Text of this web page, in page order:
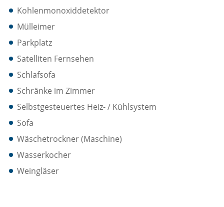
Kohlenmonoxiddetektor
Mülleimer
Parkplatz
Satelliten Fernsehen
Schlafsofa
Schränke im Zimmer
Selbstgesteuertes Heiz- / Kühlsystem
Sofa
Wäschetrockner (Maschine)
Wasserkocher
Weingläser